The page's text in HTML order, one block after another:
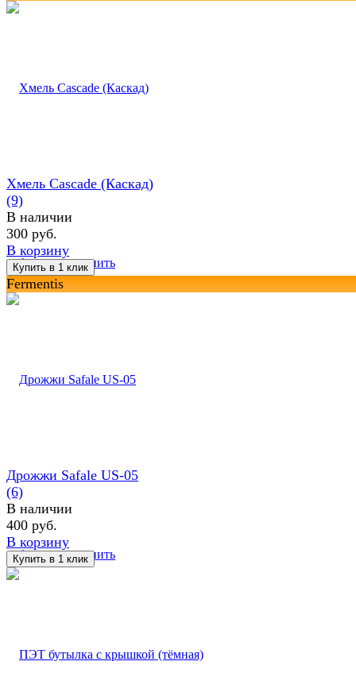
избранное сравнить
Хмель Cascade (Каскад)
(9)
В наличии
300 руб.
В корзину
Fermentis
избранное сравнить
Дрожжи Safale US-05
(6)
В наличии
400 руб.
В корзину